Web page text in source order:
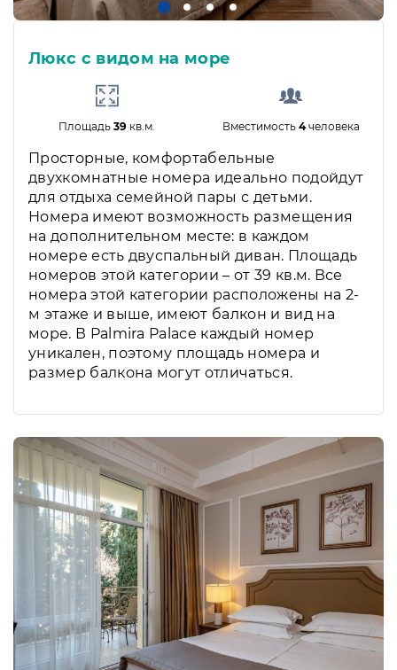
Люкс с видом на море
Площадь39 кв.м. Вместимость 4человека
Просторные, комфортабельные
двухкомнатные номера идеально подойдут
для отдыха семейной пары с детьми.
Номера имеют возможность размещения
на дополнительном месте: в каждом
номере есть двуспальный диван. Площадь
номеров этой категории – от 39 кв.м. Все
номера этой категории расположены на 2-
м этаже и выше, имеют балкон и вид на
море. В Palmira Palace каждый номер
уникален, поэтому площадь номера и
размер балкона могут отличаться.